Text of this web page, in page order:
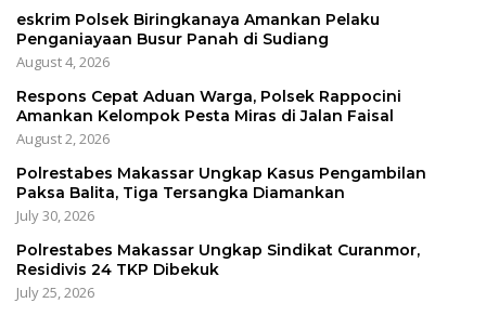
eskrim Polsek Biringkanaya Amankan Pelaku
Penganiayaan Busur Panah di Sudiang
August 4, 2026
Respons Cepat Aduan Warga, Polsek Rappocini
Amankan Kelompok Pesta Miras di Jalan Faisal
August 2, 2026
Polrestabes Makassar Ungkap Kasus Pengambilan
Paksa Balita, Tiga Tersangka Diamankan
July 30, 2026
Polrestabes Makassar Ungkap Sindikat Curanmor,
Residivis 24 TKP Dibekuk
July 25, 2026